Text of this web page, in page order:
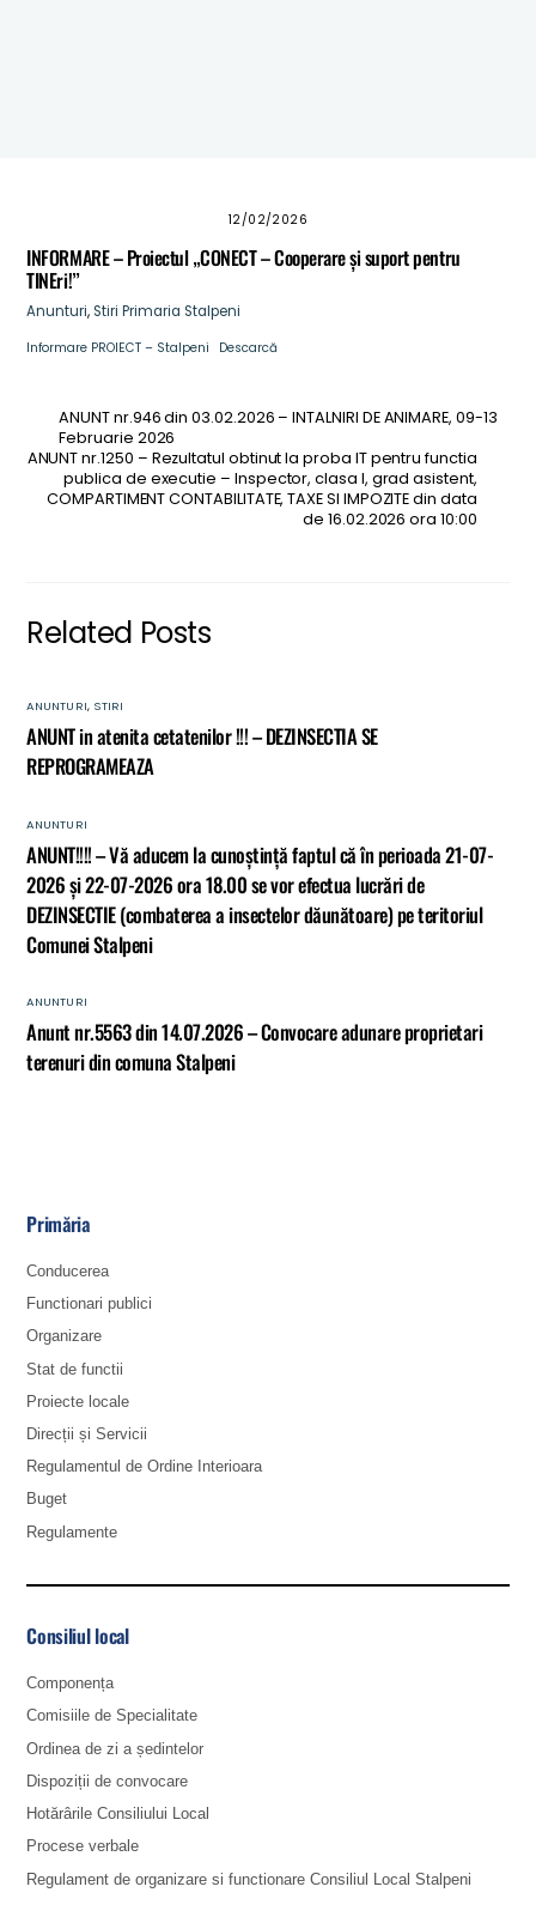
12/02/2026
INFORMARE – Proiectul „CONECT – Cooperare și suport pentru
TINEri!”
Anunturi, Stiri Primaria Stalpeni
Informare PROIECT – Stalpeni Descarcă
ANUNT nr.946 din 03.02.2026 – INTALNIRI DE ANIMARE, 09-13
Februarie 2026
ANUNT nr.1250 – Rezultatul obtinut la proba IT pentru functia
publica de executie – Inspector, clasa I, grad asistent,
COMPARTIMENT CONTABILITATE, TAXE SI IMPOZITE din data
de 16.02.2026 ora 10:00
Related Posts
ANUNTURI, STIRI
ANUNT in atenita cetatenilor !!! – DEZINSECTIA SE
REPROGRAMEAZA
ANUNTURI
ANUNT!!!! – Vă aducem la cunoștință faptul că în perioada 21-07-
2026 și 22-07-2026 ora 18.00 se vor efectua lucrări de
DEZINSECTIE (combaterea a insectelor dăunătoare) pe teritoriul
Comunei Stalpeni
ANUNTURI
Anunt nr.5563 din 14.07.2026 – Convocare adunare proprietari
terenuri din comuna Stalpeni
Primăria
Conducerea
Functionari publici
Organizare
Stat de functii
Proiecte locale
Direcții și Servicii
Regulamentul de Ordine Interioara
Buget
Regulamente
Consiliul local
Componența
Comisiile de Specialitate
Ordinea de zi a ședintelor
Dispoziții de convocare
Hotărârile Consiliului Local
Procese verbale
Regulament de organizare si functionare Consiliul Local Stalpeni